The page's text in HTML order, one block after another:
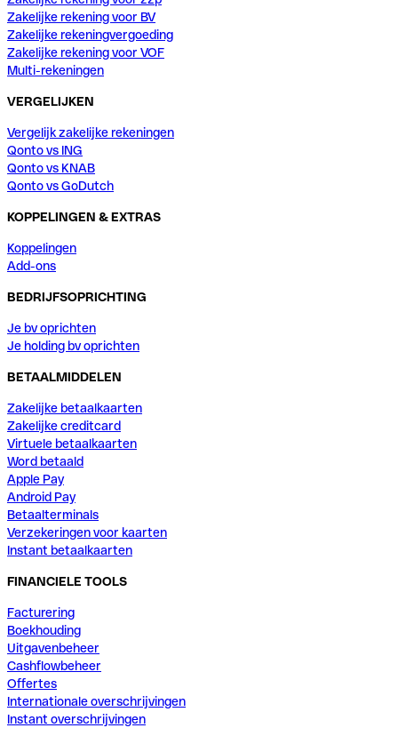
Zakelijke rekening voor BV
Zakelijke rekeningvergoeding
Zakelijke rekening voor VOF
Multi-rekeningen
VERGELIJKEN
Vergelijk zakelijke rekeningen
Qonto vs ING
Qonto vs KNAB
Qonto vs GoDutch
KOPPELINGEN & EXTRAS
Koppelingen
Add-ons
BEDRIJFSOPRICHTING
Je bv oprichten
Je holding bv oprichten
BETAALMIDDELEN
Zakelijke betaalkaarten
Zakelijke creditcard
Virtuele betaalkaarten
Word betaald
Apple Pay
Android Pay
Betaalterminals
Verzekeringen voor kaarten
Instant betaalkaarten
FINANCIELE TOOLS
Facturering
Boekhouding
Uitgavenbeheer
Cashflowbeheer
Offertes
Internationale overschrijvingen
Instant overschrijvingen